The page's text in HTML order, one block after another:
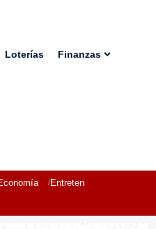
Loterías Finanzas
Entretenimiento